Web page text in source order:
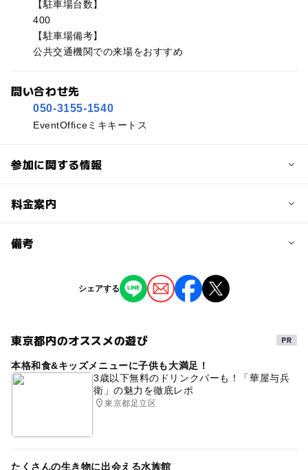
【駐車場台数】
400
【駐車場備考】
公共交通機関での来場をおすすめ
問い合わせ先
050-3155-1540
EventOfficeミキキートス
参加に関する情報
予約/応募
料金案内
料金について
備考
※掲載の情報は天候や主催者側の都合などにより変更にな
ることがあります。
シェアする
東京都内のオススメの遊び
本格和食&キッズメニューに子供も大満足！
3歳以下無料のドリンクバーも！「華屋与兵
衛」の魅力を徹底レポ
東京都足立区
たくさんの生き物に出会える水族館